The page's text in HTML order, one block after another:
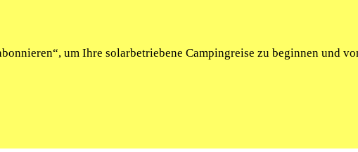
um Ihre solarbetriebene Campingreise zu beginnen und